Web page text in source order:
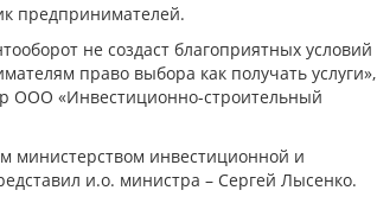
предпринимателей.
не создаст благоприятных условий
право выбора как получать услуги»,
ООО «Инвестиционно-строительный
министерством инвестиционной и
и.о. министра – Сергей Лысенко.